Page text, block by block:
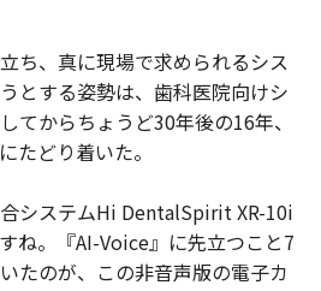
ち、真に現場で求められるシス
とする姿勢は、歯科医院向けシ
てからちょうど30年後の16年、
たどり着いた。
合システムHi DentalSpirit XR-10i
ね。『AI-Voice』に先立つこと7
たのが、この非音声版の電子カ